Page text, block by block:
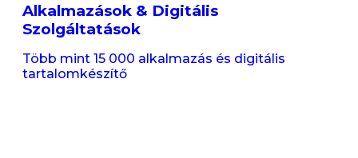
Alkalmazások & Digitális
Szolgáltatások
Több mint 15 000 alkalmazás és digitális
tartalomkészítő